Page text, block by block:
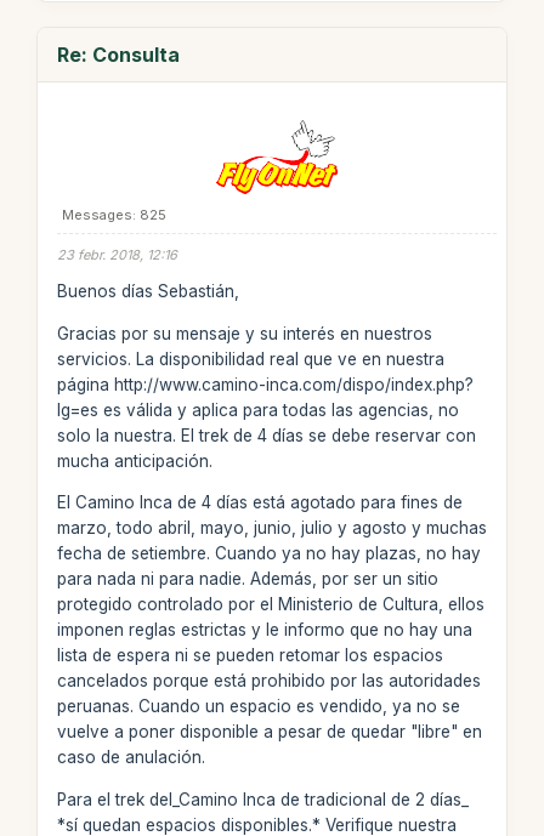
Re: Consulta
Messages: 825
23 febr. 2018, 12:16
Buenos días Sebastián,
Gracias por su mensaje y su interés en nuestros
servicios. La disponibilidad real que ve en nuestra
página http://www.camino-inca.com/dispo/index.php?
lg=es es válida y aplica para todas las agencias, no
solo la nuestra. El trek de 4 días se debe reservar con
mucha anticipación.
El Camino Inca de 4 días está agotado para fines de
marzo, todo abril, mayo, junio, julio y agosto y muchas
fecha de setiembre. Cuando ya no hay plazas, no hay
para nada ni para nadie. Además, por ser un sitio
protegido controlado por el Ministerio de Cultura, ellos
imponen reglas estrictas y le informo que no hay una
lista de espera ni se pueden retomar los espacios
cancelados porque está prohibido por las autoridades
peruanas. Cuando un espacio es vendido, ya no se
vuelve a poner disponible a pesar de quedar "libre" en
caso de anulación.
Para el trek del_Camino Inca de tradicional de 2 días_
*sí quedan espacios disponibles.* Verifique nuestra